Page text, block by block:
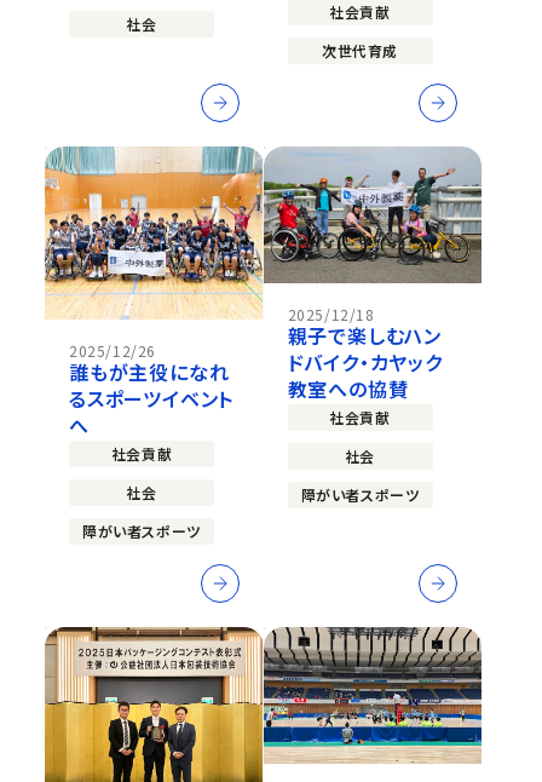
社会
社会貢献
次世代育成
2025/12/26
誰もが主役になれ
るスポーツイベント
へ
社会貢献
社会
障がい者スポーツ
2025/12/18
親子で楽しむハン
ドバイク・カヤック
教室への協賛
社会貢献
社会
障がい者スポーツ